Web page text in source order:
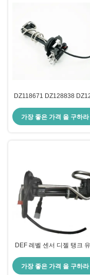
DZ118671 DZ128838
센서
가장 좋은 가격 을 구하라
DEF 레벨 센서 디젤 탱크
가장 좋은 가격 을 구하라